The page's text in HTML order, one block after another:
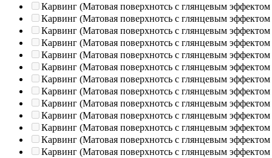
Карвинг (Матовая поверхнотсь с глянцевым эффектом
Карвинг (Матовая поверхнотсь с глянцевым эффектом
Карвинг (Матовая поверхнотсь с глянцевым эффектом
Карвинг (Матовая поверхнотсь с глянцевым эффектом
Карвинг (Матовая поверхнотсь с глянцевым эффектом
Карвинг (Матовая поверхнотсь с глянцевым эффектом
Карвинг (Матовая поверхнотсь с глянцевым эффектом
Карвинг (Матовая поверхнотсь с глянцевым эффектом
Карвинг (Матовая поверхнотсь с глянцевым эффектом
Карвинг (Матовая поверхнотсь с глянцевым эффектом
Карвинг (Матовая поверхнотсь с глянцевым эффектом
Карвинг (Матовая поверхнотсь с глянцевым эффектом
Карвинг (Матовая поверхнотсь с глянцевым эффектом